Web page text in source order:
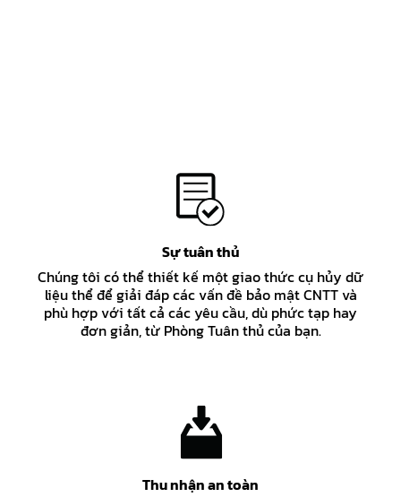
Sự tuân thủ
Chúng tôi có thể thiết kế một giao thức cụ hủy dữ
liệu thể để giải đáp các vấn đề bảo mật CNTT và
phù hợp với tất cả các yêu cầu, dù phức tạp hay
đơn giản, từ Phòng Tuân thủ của bạn.
Thu nhận an toàn